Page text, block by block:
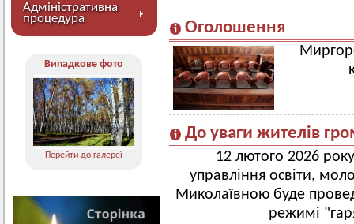
Адміністративна
процедура
Випадкове фото
Перейти до галереї
Оголошення
До уваги жителів
12 лютого 2026
управління освіти,
Миколаївною буде
режимі